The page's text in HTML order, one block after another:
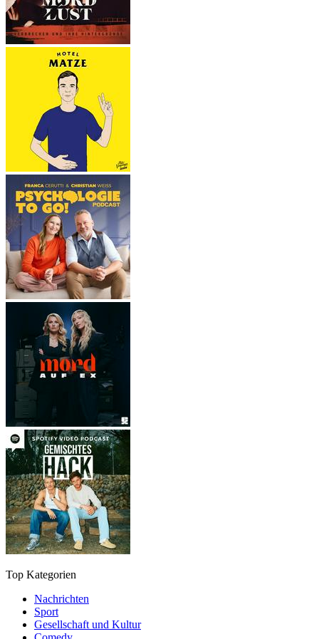
Top Kategorien
Nachrichten
Sport
Gesellschaft und Kultur